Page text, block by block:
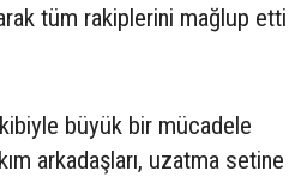
tüm rakiplerini mağlup etti
büyük bir mücadele
arkadaşları, uzatma setine